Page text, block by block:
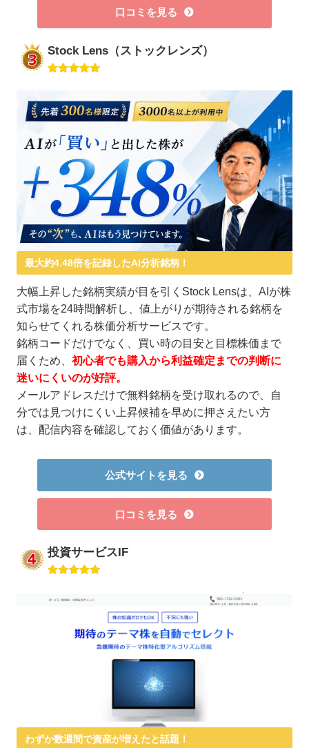
口コミを見る
Stock Lens（ストックレンズ）
最大約4.48倍を記録したAI分析銘柄！
大幅上昇した銘柄実績が目を引くStock Lensは、AIが株
式市場を24時間解析し、値上がりが期待される銘柄を
知らせてくれる株価分析サービスです。
銘柄コードだけでなく、買い時の目安と目標株価まで
届くため、初心者でも購入から利益確定までの判断に
迷いにくいのが好評。
メールアドレスだけで無料銘柄を受け取れるので、自
分では見つけにくい上昇候補を早めに押さえたい方
は、配信内容を確認しておく価値があります。
公式サイトを見る
口コミを見る
投資サービスIF
わずか数週間で資産が増えたと話題！